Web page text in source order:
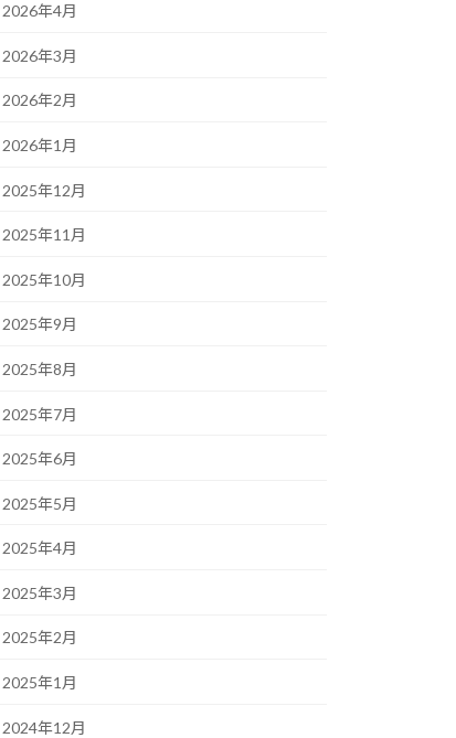
2026年4月
2026年3月
2026年2月
2026年1月
2025年12月
2025年11月
2025年10月
2025年9月
2025年8月
2025年7月
2025年6月
2025年5月
2025年4月
2025年3月
2025年2月
2025年1月
2024年12月